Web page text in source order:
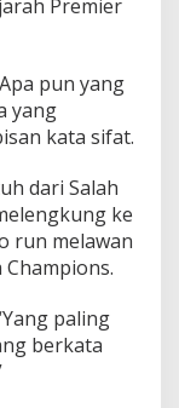
Premier
pun yang
yang
kata sifat.
dari Salah
ke
run melawan
paling
berkata